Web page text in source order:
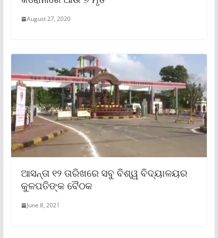
August 27, 2020
ଆସନ୍ତା ୧୨ ତାରିଖରେ ସବୁ ବିଶ୍ୱ ବିଦ୍ୟାଳୟର
କୁଳପତିଙ୍କ ବୈଠକ
June 8, 2021